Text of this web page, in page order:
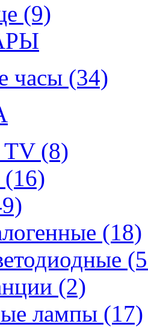
(9)
часы (34)
TV (8)
(16)
(18)
(2)
лампы (17)